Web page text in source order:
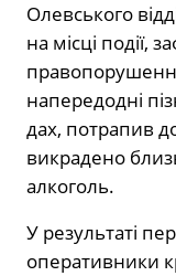
Олевського
на місці події,
напередодні
дах, потрапив
викрадено
алкоголь.
У результаті
оперативники